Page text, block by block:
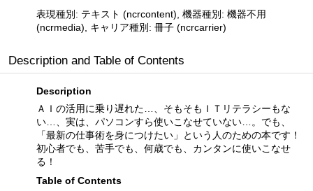
表現種別: テキスト (ncrcontent), 機器種別: 機器不用
(ncrmedia), キャリア種別: 冊子 (ncrcarrier)
Description and Table of Contents
Description
ＡＩの活用に乗り遅れた…、そもそもＩＴリテラシーもな
い…、実は、パソコンすら使いこなせていない…。でも、
「最新の仕事術を身につけたい」という人のための本です！
初心者でも、苦手でも、何歳でも、カンタンに使いこなせ
る！
Table of Contents